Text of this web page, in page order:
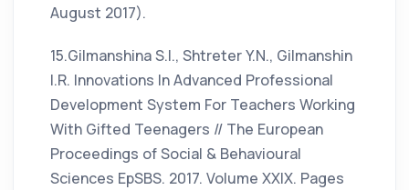
August 2017).
15.Gilmanshina S.I., Shtreter Y.N., Gilmanshin
I.R. Innovations In Advanced Professional
Development System For Teachers Working
With Gifted Teenagers // The European
Proceedings of Social & Behavioural
Sciences EpSBS. 2017. Volume XXIX. Pages